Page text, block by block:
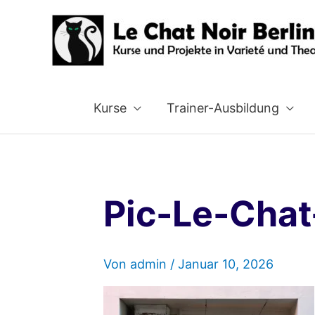
Kurse Trainer-Ausbildung
Pic-Le-
Von admin / Januar 10, 2026